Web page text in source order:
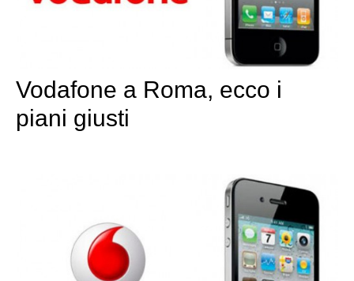
Vodafone a Roma, ecco i
piani giusti